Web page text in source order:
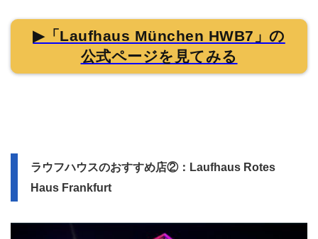
▶「Laufhaus München HWB7」の
公式ページを見てみる
ラウフハウスのおすすめ店②：Laufhaus Rotes
Haus Frankfurt